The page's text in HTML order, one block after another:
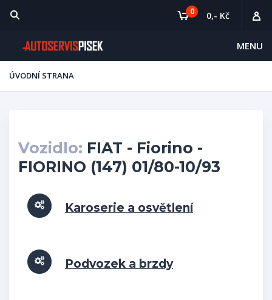
MENU
0 0,- Kč
ÚVODNÍ STRANA
Vozidlo: FIAT - Fiorino -
FIORINO (147) 01/80-10/93
Karoserie a osvětlení
Podvozek a brzdy